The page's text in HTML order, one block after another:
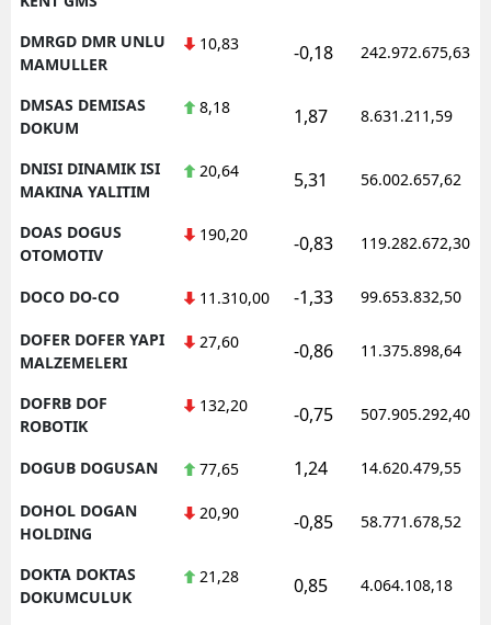
DMRGD DMR UNLU
MAMULLER
10,83 -0,18 242.972.675,63
DMSAS DEMISAS
DOKUM
8,18 1,87 8.631.211,59
DNISI DINAMIK ISI
MAKINA YALITIM
20,64 5,31 56.002.657,62
DOAS DOGUS
OTOMOTIV
190,20 -0,83 119.282.672,30
DOCO DO-CO 11.310,00 -1,33 99.653.832,50
DOFER DOFER YAPI
MALZEMELERI
27,60 -0,86 11.375.898,64
DOFRB DOF
ROBOTIK
132,20 -0,75 507.905.292,40
DOGUB DOGUSAN 77,65 1,24 14.620.479,55
DOHOL DOGAN
HOLDING
20,90 -0,85 58.771.678,52
DOKTA DOKTAS
DOKUMCULUK
21,28 0,85 4.064.108,18